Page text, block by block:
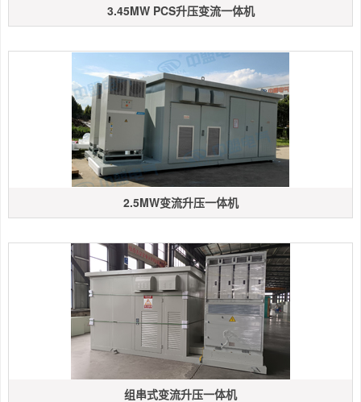
3.45MW PCS升压变流一体机
2.5MW变流升压一体机
组串式变流升压一体机